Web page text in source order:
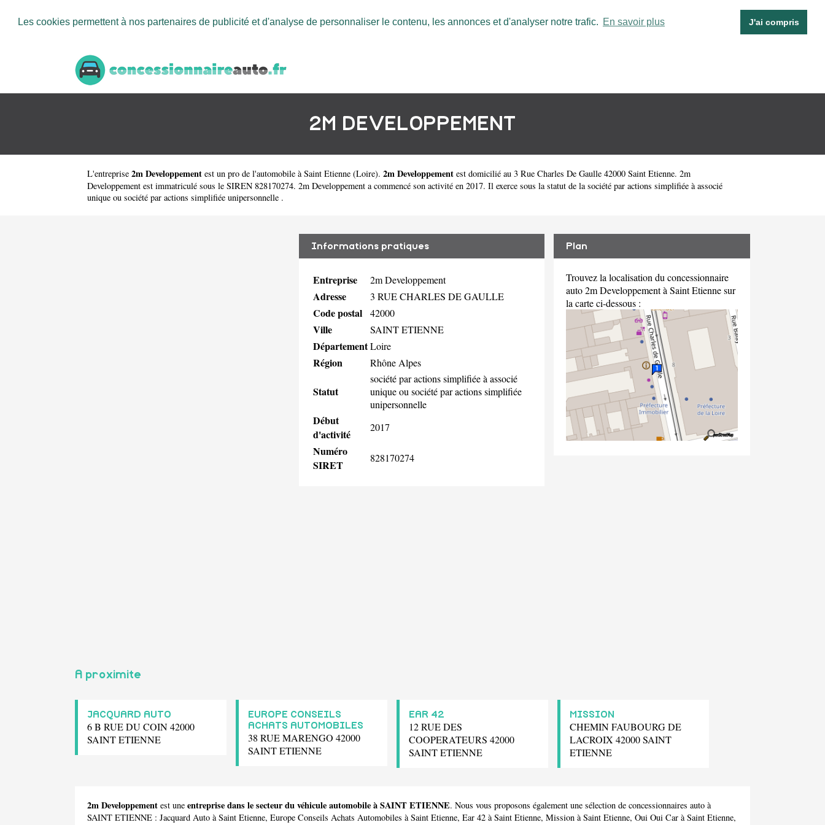
Les cookies permettent à nos partenaires de publicité et d'analyse de personnaliser le contenu, les annonces et d'analyser notre trafic. En savoir plus J'ai compris
2M DEVELOPPEMENT
L'entreprise 2m Developpement est un pro de l'automobile à Saint Etienne (Loire). 2m Developpement est domicilié au 3 Rue Charles De Gaulle 42000 Saint Etienne. 2m
Developpement est immatriculé sous le SIREN 828170274. 2m Developpement a commencé son activité en 2017. Il exerce sous la statut de la société par actions simplifiée à associé
unique ou société par actions simplifiée unipersonnelle .
Informations pratiques
Entreprise 2m Developpement
Adresse 3 RUE CHARLES DE GAULLE
Code postal 42000
Ville SAINT ETIENNE
DépartementLoire
Région Rhône Alpes
Statut
société par actions simplifiée à associé
unique ou société par actions simplifiée
unipersonnelle
Début
d'activité
2017
Numéro
SIRET
828170274
Plan
Trouvez la localisation du concessionnaire
auto 2m Developpement à Saint Etienne sur
la carte ci-dessous :
A proximite
JACQUARD AUTO
6 B RUE DU COIN 42000
SAINT ETIENNE
EUROPE CONSEILS
ACHATS AUTOMOBILES
38 RUE MARENGO 42000
SAINT ETIENNE
EAR 42
12 RUE DES
COOPERATEURS 42000
SAINT ETIENNE
MISSION
CHEMIN FAUBOURG DE
LACROIX 42000 SAINT
ETIENNE
2m Developpement est une entreprise dans le secteur du véhicule automobile à SAINT ETIENNE. Nous vous proposons également une sélection de concessionnaires auto à
SAINT ETIENNE : Jacquard Auto à Saint Etienne, Europe Conseils Achats Automobiles à Saint Etienne, Ear 42 à Saint Etienne, Mission à Saint Etienne, Oui Oui Car à Saint Etienne,